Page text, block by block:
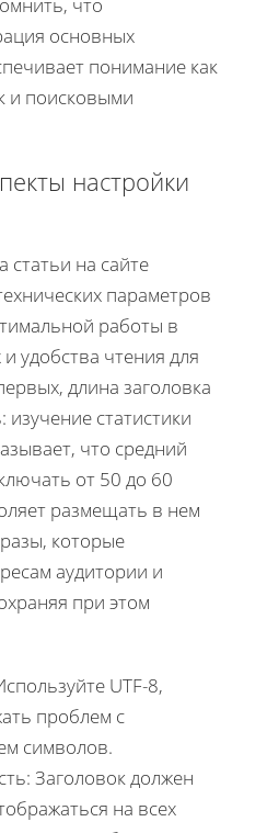
основных
понимание как
и поисковыми
настройки
статьи на сайте
параметров
работы в
удобства чтения для
длина заголовка
статистики
что средний
от 50 до 60
размещать в нем
которые
аудитории и
при этом
UTF-8,
проблем с
символов.
Заголовок должен
на всех